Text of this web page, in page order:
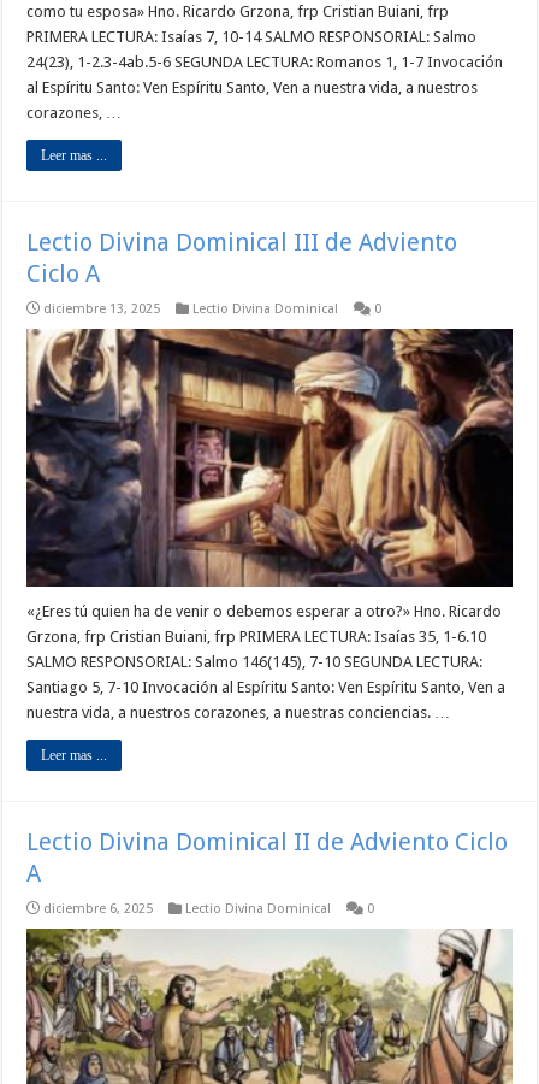
como tu esposa» Hno. Ricardo Grzona, frp Cristian Buiani, frp
PRIMERA LECTURA: Isaías 7, 10-14 SALMO RESPONSORIAL: Salmo
24(23), 1-2.3-4ab.5-6 SEGUNDA LECTURA: Romanos 1, 1-7 Invocación
al Espíritu Santo: Ven Espíritu Santo, Ven a nuestra vida, a nuestros
corazones, …
Leer mas ...
Lectio Divina Dominical III de Adviento
Ciclo A
diciembre 13, 2025 Lectio Divina Dominical 0
«¿Eres tú quien ha de venir o debemos esperar a otro?» Hno. Ricardo
Grzona, frp Cristian Buiani, frp PRIMERA LECTURA: Isaías 35, 1-6.10
SALMO RESPONSORIAL: Salmo 146(145), 7-10 SEGUNDA LECTURA:
Santiago 5, 7-10 Invocación al Espíritu Santo: Ven Espíritu Santo, Ven a
nuestra vida, a nuestros corazones, a nuestras conciencias. …
Leer mas ...
Lectio Divina Dominical II de Adviento Ciclo
A
diciembre 6, 2025 Lectio Divina Dominical 0